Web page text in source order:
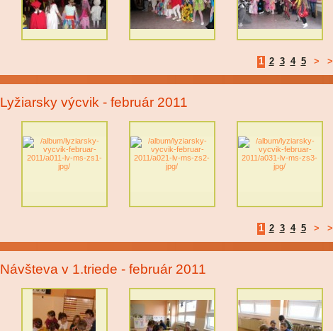
1 2 3 4 5 >
Lyžiarsky výcvik - február 2011
1 2 3 4 5 >
Návšteva v 1.triede - február 2011